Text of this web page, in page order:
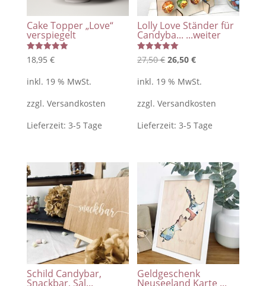
Cake Topper „Love“
verspiegelt
Bewertet
mit
von 5
18,95 €
inkl. 19 % MwSt.
zzgl. Versandkosten
Lieferzeit: 3-5 Tage
Lolly Love Ständer für
Candyba... ...weiter
Bewertet
mit
von 5
27,50€ Ursprünglicher
27,50 €
26,50€Aktueller
26,50 €.
inkl. 19 % MwSt.
zzgl.Versandkosten
Lieferzeit:3-5 Tage
Schild Candybar,
Snackbar, Sal...
Geldgeschenk
Neuseeland Karte ...